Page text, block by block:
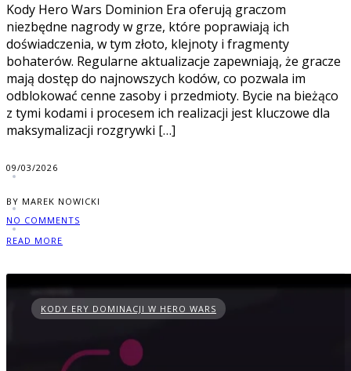
Kody Hero Wars Dominion Era oferują graczom
niezbędne nagrody w grze, które poprawiają ich
doświadczenia, w tym złoto, klejnoty i fragmenty
bohaterów. Regularne aktualizacje zapewniają, że gracze
mają dostęp do najnowszych kodów, co pozwala im
odblokować cenne zasoby i przedmioty. Bycie na bieżąco
z tymi kodami i procesem ich realizacji jest kluczowe dla
maksymalizacji rozgrywki […]
09/03/2026
BY MAREK NOWICKI
NO COMMENTS
READ MORE
KODY ERY DOMINACJI W HERO WARS